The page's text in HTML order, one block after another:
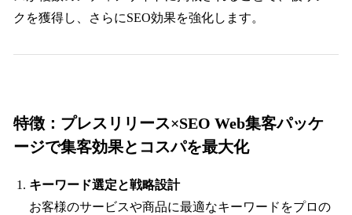
クを獲得し、さらにSEO効果を強化します。
特徴：プレスリリース×SEO Web集客パッケ
ージで集客効果とコスパを最大化
キーワード選定と戦略設計
お客様のサービスや商品に最適なキーワードをプロの